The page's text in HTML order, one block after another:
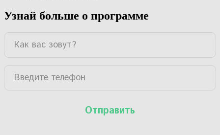
Узнай больше о программе